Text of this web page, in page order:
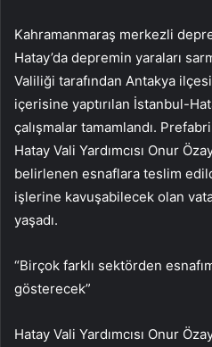
Kahramanmaraş merkezli
Hatay’da depremin yaraları
Valiliği tarafından Antakya
içerisine yaptırılan İstanbul-
çalışmalar tamamlandı.
Hatay Vali Yardımcısı Onur
belirlenen esnaflara teslim
işlerine kavuşabilecek olan
yaşadı.
“Birçok farklı sektörden
gösterecek”
Hatay Vali Yardımcısı Onur